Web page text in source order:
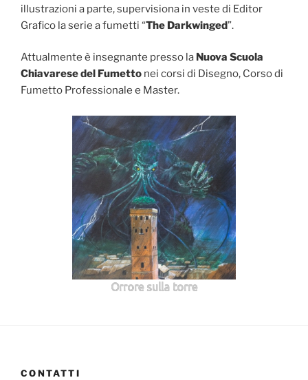
illustrazioni a parte, supervisiona in veste di Editor
Grafico la serie a fumetti “The Darkwinged”.
Attualmente è insegnante presso la Nuova Scuola
Chiavarese del Fumetto nei corsi di Disegno, Corso di
Fumetto Professionale e Master.
Orrore sulla torre
CONTATTI